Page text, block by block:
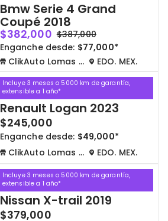
Bmw Serie 4 Grand
Coupé 2018
$382,000 $387,000
Enganche desde: $77,000*
ClikAuto Lomas Verdes
EDO. MEX.
Incluye 3 meses o 5000 km de garantía,
extensible a 1 año*
Renault Logan 2023
$245,000
Enganche desde: $49,000*
ClikAuto Lomas Verdes
EDO. MEX.
Incluye 3 meses o 5000 km de garantía,
extensible a 1 año*
Nissan X-trail 2019
$379,000